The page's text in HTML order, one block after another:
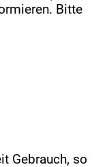
Bitte
Gebrauch, so